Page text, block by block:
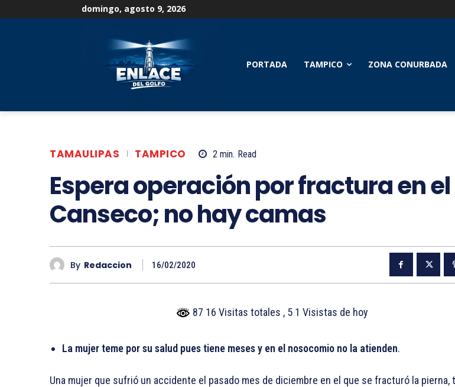
domingo, agosto 9, 2026
PORTADA TAMPICO ZONA CONURBADA
TAMAULIPAS TAMPICO 2 min. Read
Espera operación por fractura en el
Canseco; no hay camas
By Redaccion 16/02/2020
87 16 Visitas totales , 5 1 Visistas de hoy
La mujer teme por su salud pues tiene meses y en el nosocomio no la atienden.
Una mujer que sufrió un accidente el pasado mes de diciembre en el que se fracturó la pierna,